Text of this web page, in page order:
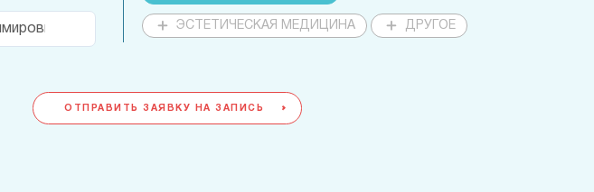
ЭСТЕТИЧЕСКАЯ МЕДИЦИНА ДРУГОЕ
ОТПРАВИТЬ ЗАЯВКУ НА ЗАПИСЬ